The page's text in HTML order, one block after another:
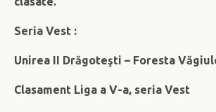
Seria Vest :
Unirea II Drăgoteşti – Foresta
Clasament Liga a V-a, seria Vest